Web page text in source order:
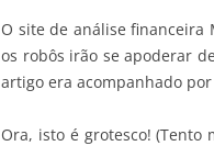
O site de análise
os robôs irão se apoderar
artigo era acompanhado
Ora, isto é grotesco!